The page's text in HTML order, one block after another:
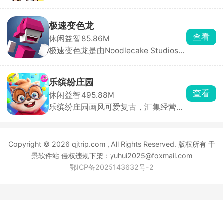
鼎的名侦探，深入这座光鲜亮丽却暗藏
玄机的城市，侦破一桩又一桩疑难案
件。城市表面繁华，实则在权力与诱惑
的驱使下犯罪率居高不下，隐秘角落中
极速变色龙
休闲益智85.86M
极速变色龙是由Noodlecake Studios打
注于操作与节奏。游戏独创变色系统，
角色自动前进，玩家只需通过双按钮控
制跳跃、双连跳与颜色切换，保持与脚
下平台颜色一致才能安全落地。
查看
乐缤纷庄园
休闲益智495.88M
乐缤纷庄园画风可爱复古，汇集经营、
忆，决心重建记忆中的大树庄园。从零
开始收集资源、设计建筑、布置庄园，
让这片土地重焕生机。
查看
Copyright © 2026 qjtrip.com , All Rights Reserved. 版权所有 千
景软件站 侵权违规下架：yuhui2025@foxmail.com
鄂ICP备2025143632号-2